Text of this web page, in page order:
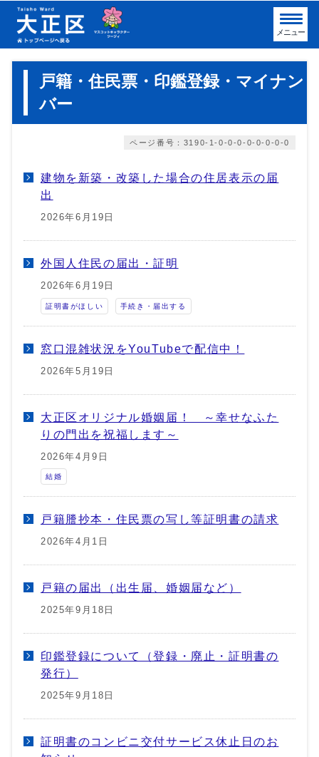
メニュー
戸籍・住民票・印鑑登録・マイナン
バー
ページ番号：3190-1-0-0-0-0-0-0-0-0
建物を新築・改築した場合の住居表示の届
出
2026年6月19日
外国人住民の届出・証明
2026年6月19日
証明書がほしい 手続き・届出する
窓口混雑状況をYouTubeで配信中！
2026年5月19日
大正区オリジナル婚姻届！ ～幸せなふた
りの門出を祝福します～
2026年4月9日
結婚
戸籍謄抄本・住民票の写し等証明書の請求
2026年4月1日
戸籍の届出（出生届、婚姻届など）
2025年9月18日
印鑑登録について（登録・廃止・証明書の
発行）
2025年9月18日
証明書のコンビニ交付サービス休止日のお